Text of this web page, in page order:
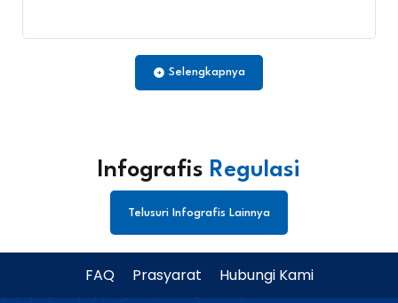
Selengkapnya
Infografis Regulasi
Telusuri Infografis Lainnya
FAQ Prasyarat Hubungi Kami